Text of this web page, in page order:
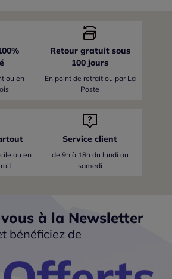
ou en
Retour gratuit sous
100 jours
En point de retrait ou par La
Poste
ou en
Service client
de 9h à 18h du lundi au
samedi
à la Newsletter
bénéficiez de